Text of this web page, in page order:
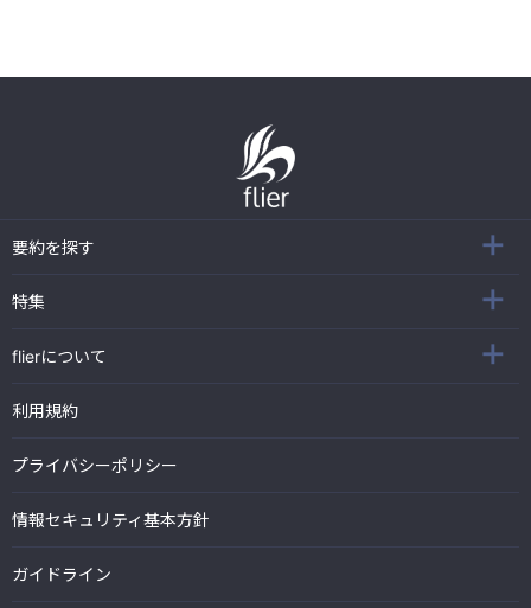
要約を探す
特集
flierについて
利用規約
プライバシーポリシー
情報セキュリティ基本方針
ガイドライン